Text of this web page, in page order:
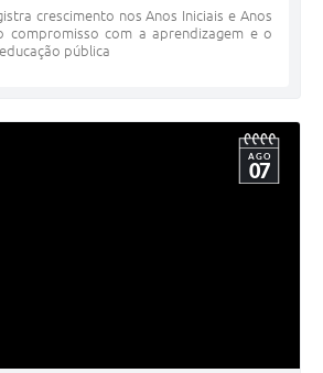
crescimento nos Anos Iniciais e Anos
compromisso com a aprendizagem e o
pública
AGO
07